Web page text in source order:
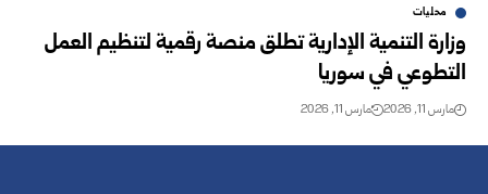
محليات
وزارة التنمية الإدارية تطلق منصة رقمية لتنظيم العمل
التطوعي في سوريا
مارس 11, 2026 مارس 11, 2026